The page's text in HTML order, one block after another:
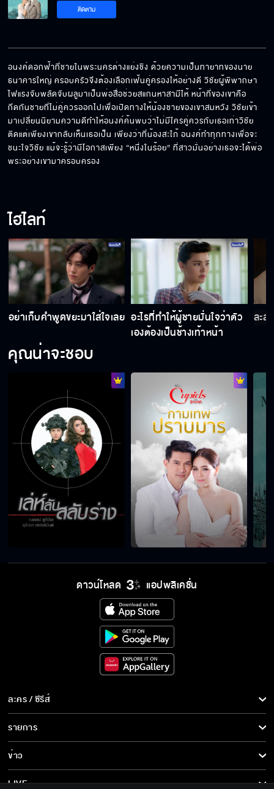
ติดตาม
อนงค์ดอกฟ้าที่ชายในพระนครต่างแย่งชิง ด้วยความเป็นทายาทของนาย
ธนาคารใหญ่ ครอบครัวจึงต้องเลือกเฟ้นคู่ครองให้อย่างดี วิชัยผู้พิพากษา
ไฟแรงจับพลัดจับผลูมาเป็นพ่อสื่อช่วยสแกนหาสามีให้ หน้าที่ของเขาคือ
กีดกันชายที่ไม่คู่ควรออกไปเพื่อเปิดทางให้น้องชายของเขาสมหวัง วิชัยเข้า
มาเปลี่ยนนิยามความดีทำให้อนงค์ค้นพบว่าไม่มีใครคู่ควรกับเธอเท่าวิชัย
ติดแต่เพียงเขากลับเห็นเธอเป็น เพียงว่าที่น้องสะใภ้ อนงค์ทำทุกทางเพื่อจะ
ชนะใจวิชัย แม้จะรู้ว่ามีโอกาสเพียง “หนึ่งในร้อย” ที่สาวมั่นอย่างเธอจะได้พ่อ
พระอย่างเขามาครอบครอง
ไฮไลท์
อย่าเก็บคำพูดขยะมาใส่ใจเลย อะไรที่ทำให้ผู้ชายมั่นใจว่าตัว
เองต้องเป็นช้างเท้าหน้า
ละส
คุณน่าจะชอบ
ดาวน์โหลด แอปพลิเคชั่น
ละคร / ซีรีส์
ละคร/ซีรีส์
ซีรีส์นานาชาติ
การ์ตูน & เกม
รายการ
รายการทั้งหมด
ข่าว
ข่าวทั้งหมด
LIVE